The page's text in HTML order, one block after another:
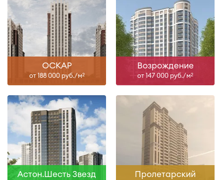
ОСКАР
от 188 000 руб./м2
Возрождение
от 147 000 руб./м2
Астон.Шесть Звезд Пролетарский